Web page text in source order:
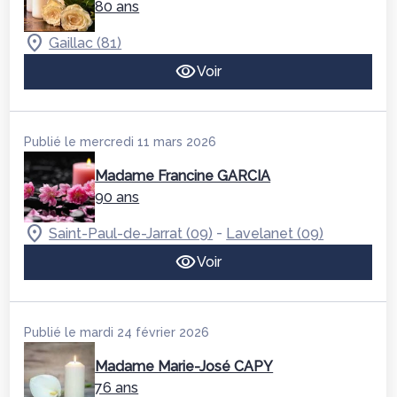
80 ans
Gaillac (81)
Voir
Publié le mercredi 11 mars 2026
Madame Francine GARCIA
90 ans
Saint-Paul-de-Jarrat (09) - Lavelanet (09)
Voir
Publié le mardi 24 février 2026
Madame Marie-José CAPY
76 ans